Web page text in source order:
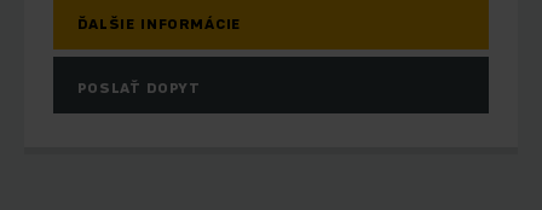
ĎALŠIE INFORMÁCIE
POSLAŤ DOPYT